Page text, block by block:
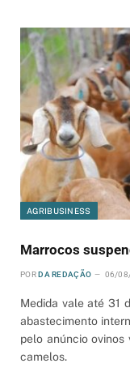
AGRIBUSINESS
Marrocos
POR DA REDAÇÃO 06/
Medida vale até 31
abastecimento
pelo anúncio ovinos
camelos.